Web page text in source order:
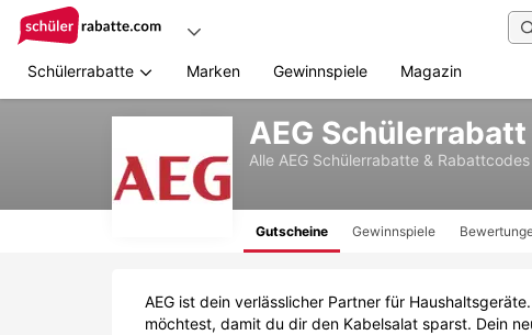
Schülerrabatte Marken Gewinnspiele Magazin
AEG
Alle AEG Schülerrabatte & Rabattcodes
Gutscheine Gewinnspiele
AEG ist dein verlässlicher Partner für
möchtest, damit du dir den Kabelsalat sparst. Dein